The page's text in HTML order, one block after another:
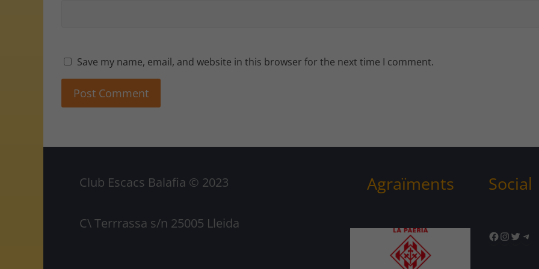
Save my name, email, and website in this browser for the next time I comment.
Club Escacs Balafia © 2023
C\ Terrrassa s/n 25005 Lleida
Agraïments Social
Facebook
Twitter